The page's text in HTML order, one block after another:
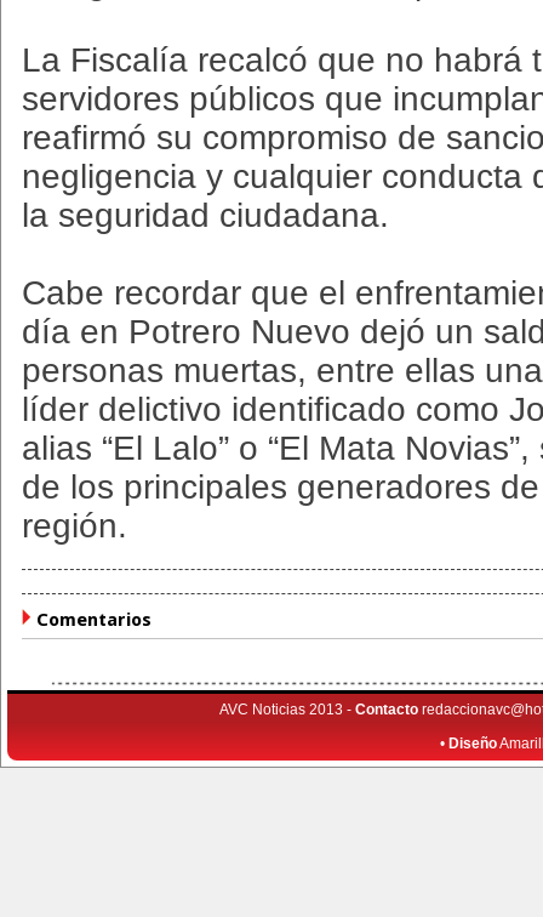
La Fiscalía recalcó que no habrá
servidores públicos que
reafirmó su compromiso de
negligencia y cualquier conducta
la seguridad ciudadana.
Cabe recordar que el
día en Potrero Nuevo dejó un
personas muertas, entre ellas
líder delictivo identificado como
alias “El Lalo” o “El Mata
de los principales generadores
región.
Comentarios
AVC Noticias 2013 - Contacto
• Diseño